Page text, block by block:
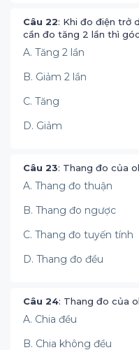
Câu 22: Khi đo điện trở
cần đo tăng 2 lần thì
A. Tăng 2 lần
B. Giảm 2 lần
C. Tăng
D. Giảm
Câu 23: Thang đo của
A. Thang đo thuận
B. Thang đo ngược
C. Thang đo tuyến tính
D. Thang đo đều
Câu 24: Thang đo của
A. Chia đều
B. Chia không đều